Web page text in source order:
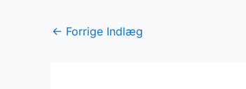
← Forrige Indlæg